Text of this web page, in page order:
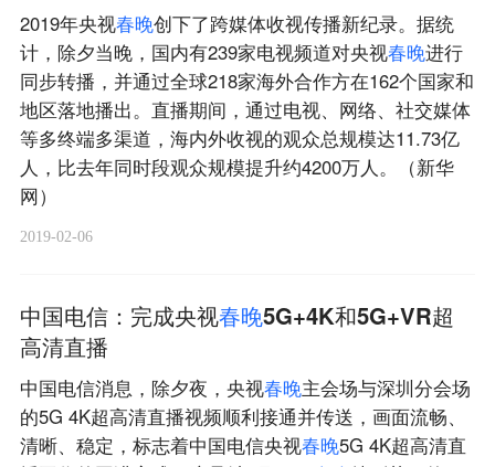
2019年央视春晚创下了跨媒体收视传播新纪录。据统
计，除夕当晚，国内有239家电视频道对央视春晚进行
同步转播，并通过全球218家海外合作方在162个国家和
地区落地播出。直播期间，通过电视、网络、社交媒体
等多终端多渠道，海内外收视的观众总规模达11.73亿
人，比去年同时段观众规模提升约4200万人。（新华
网）
2019-02-06
中国电信：完成央视春晚5G+4K和5G+VR超
高清直播
中国电信消息，除夕夜，央视春晚主会场与深圳分会场
的5G 4K超高清直播视频顺利接通并传送，画面流畅、
清晰、稳定，标志着中国电信央视春晚5G 4K超高清直